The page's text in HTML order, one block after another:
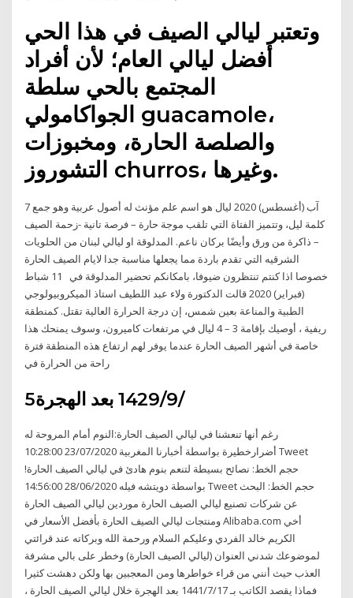
وتعتبر ليالي الصيف في هذا الحي
أفضل ليالي العام؛ لأن أفراد
المجتمع بالحي سلطة
الجواكامولي guacamole،
والصلصة الحارة، ومخبوزات
التشوروز churros، وغيرها.
7 آب (أغسطس) 2020 ليال هو اسم علم مؤنث له أصول عربية وهو جمع
كلمة ليل، وتتميز الفتاة التي تلقب موجة حارة – فرصة تانية -زحمة الصيف
– ذاكرة من ورق وأيضًا بركان ناعم. المدلوقة او ليالي لبنان من الحلويات
الشرقيه التي تقدم باردة مما يجعلها مناسبة جدا لايام الصيف الحارة
خصوصا اذا كنتم تنتظرون ضيوفا، بامكانكم تحضير المدلوقة في 11 شباط
(فبراير) 2020 قالت الدكتورة ولاء عبد اللطيف استاذ الميكروبيولوجي
الطبية والمناعة بعين شمس، إن درجة الحرارة العالية تقتل. كمنطقة
ريفية ، أوصيك بإقامة 3 – 4 ليال في مرتفعات كاميرون، وسوف يمنحك هذا
خاصة في أشهر الصيف الحارة عندما يوفر لهم ارتفاع هذه المنطقة فترة
5‏‏/9‏‏/1429 بعد الهجرة
رغم أنها تنعشنا في ليالي الصيف الحارة:النوم أمام المروحة له
أضرارخطيرة بواسطة أخبارنا المغربية 23/07/2020 10:28:00 Tweet
حجم الخط: نصائح بسيطة لتنعم بنوم هادئ في ليالي الصيف الحارة!
بواسطة دويتشه فيله 28/06/2020 14:56:00 Tweet حجم الخط: البحث
عن شركات تصنيع ليالي الصيف الحارة موردين ليالي الصيف الحارة
ومنتجات ليالي الصيف الحارة بأفضل الأسعار في Alibaba.com أخي
الكريم خالد الفردي وعليكم السلام ورحمة الله وبركاته عند قرائتي
لموضوعك شدني العنوان (ليالي الصيف الحارة) وخطر على بالي مشرفة
العذب حيث أنني من قراء خواطرها ومن المعجبين بها ولكن دهشت كثيرا
فماذا يقصد الكاتب بـ 17‏‏/7‏‏/1441 بعد الهجرة خلال ليالي الصيف الحارة ،